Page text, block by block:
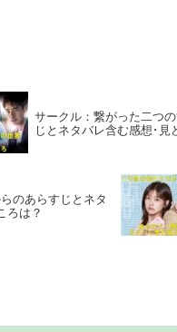
サークル：繋がった二つ
じとネタバレ含む感想･見
のあらすじとネタ
ろは？